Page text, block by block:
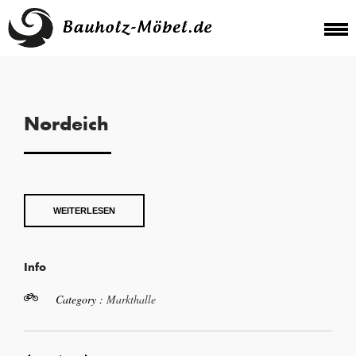
Nordeich
WEITERLESEN
Info
Category : Markthalle